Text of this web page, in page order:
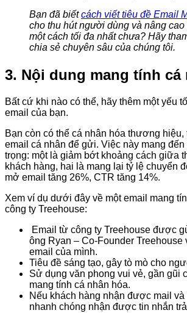
Bạn đã biếtcách viết tiêu đề Email
cho thu hút người dùng và nâng
một cách tối đa nhất chưa? Hãy
chia sẻ chuyên sâu của chúng tôi.
3. Nội dung mang tính cá
Bất cứ khi nào có thể, hãy thêm một yếu
email của bạn.
Bạn còn có thể cá nhân hóa thương
email cá nhân để gửi. Việc này mang
trọng: một là giảm bớt khoảng cách giữa
khách hàng, hai là mang lại tỷ lệ chuyển
mở email tăng 26%, CTR tăng 14%.
Xem ví dụ dưới đây về một email mang
công ty Treehouse:
Email từ công ty Treehouse được
ông Ryan – Co-Founder Treehouse
email của mình.
Tiêu đề sáng tạo, gây tò mò cho
Sử dụng văn phong vui vẻ, gần gũi
mang tính cá nhân hóa.
Nếu khách hàng nhận được mail
nhanh chóng nhận được tin nhắn